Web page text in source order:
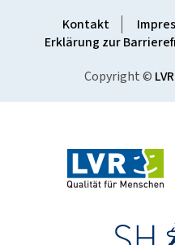
Kontakt
Erklärung zur
Copyright © LVR